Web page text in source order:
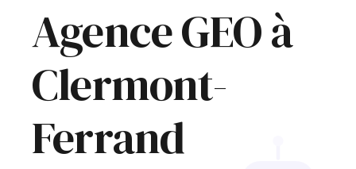
Agence GEO à
Clermont-
Ferrand